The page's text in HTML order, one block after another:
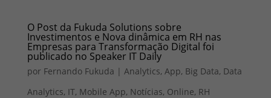
O Post da Fukuda Solutions sobre
Investimentos e Nova dinâmica em RH nas
Empresas para Transformação Digital foi
publicado no Speaker IT Daily
por Fernando Fukuda | Analytics, App, Big Data, Data
Analytics, IT, Mobile App, Notícias, Online, RH